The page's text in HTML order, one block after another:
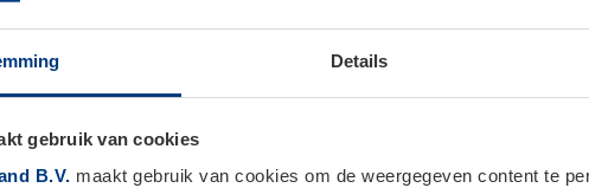
Details
gebruik van cookies
B.V. maakt gebruik van cookies om de weergegeven content te